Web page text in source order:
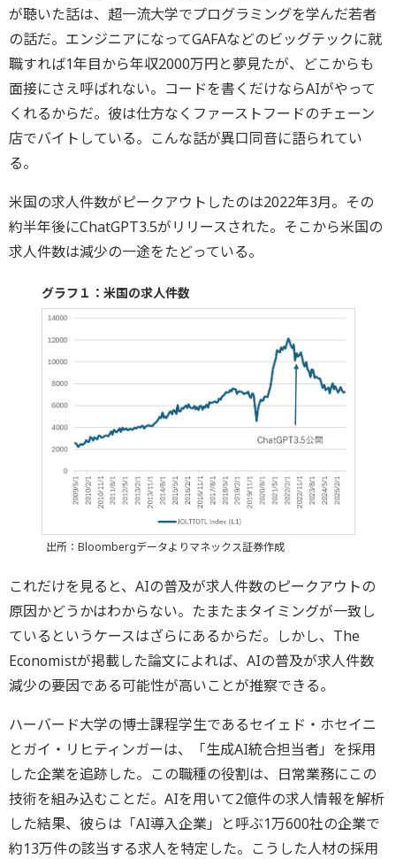
が聴いた話は、超一流大学でプログラミングを学んだ若者
の話だ。エンジニアになってGAFAなどのビッグテックに就
職すれば1年目から年収2000万円と夢見たが、どこからも
面接にさえ呼ばれない。コードを書くだけならAIがやって
くれるからだ。彼は仕方なくファーストフードのチェーン
店でバイトしている。こんな話が異口同音に語られてい
る。
米国の求人件数がピークアウトしたのは2022年3月。その
約半年後にChatGPT3.5がリリースされた。そこから米国の
求人件数は減少の一途をたどっている。
グラフ１：米国の求人件数
出所：Bloombergデータよりマネックス証券作成
これだけを見ると、AIの普及が求人件数のピークアウトの
原因かどうかはわからない。たまたまタイミングが一致し
ているというケースはざらにあるからだ。しかし、The
Economistが掲載した論文によれば、AIの普及が求人件数
減少の要因である可能性が高いことが推察できる。
ハーバード大学の博士課程学生であるセイェド・ホセイニ
とガイ・リヒティンガーは、「生成AI統合担当者」を採用
した企業を追跡した。この職種の役割は、日常業務にこの
技術を組み込むことだ。AIを用いて2億件の求人情報を解析
した結果、彼らは「AI導入企業」と呼ぶ1万600社の企業で
約13万件の該当する求人を特定した。こうした人材の採用